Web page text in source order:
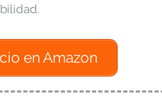
en Amazon